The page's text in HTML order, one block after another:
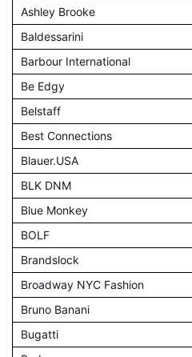
Ashley Brooke
Baldessarini
Barbour International
Be Edgy
Belstaff
Best Connections
Blauer.USA
BLK DNM
Blue Monkey
BOLF
Brandslock
Broadway NYC Fashion
Bruno Banani
Bugatti